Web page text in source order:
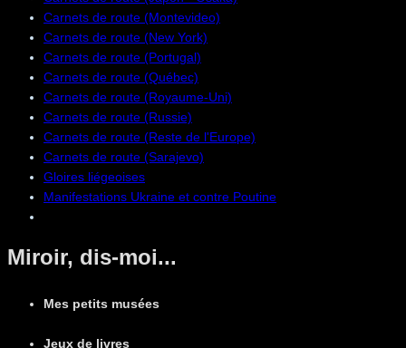
Carnets de route (Montevideo)
Carnets de route (New York)
Carnets de route (Portugal)
Carnets de route (Québec)
Carnets de route (Royaume-Uni)
Carnets de route (Russie)
Carnets de route (Reste de l'Europe)
Carnets de route (Sarajevo)
Gloires liégeoises
Manifestations Ukraine et contre Poutine
Miroir, dis-moi...
Mes petits musées
Jeux de livres